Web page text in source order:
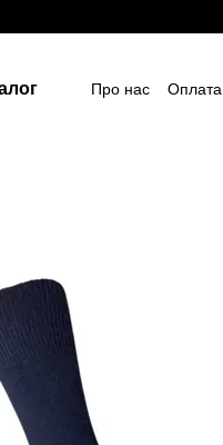
Про нас Оплата